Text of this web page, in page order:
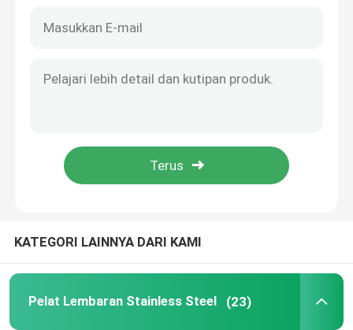
Produk
KATEGORI LAINNYA DARI KAMI
Pelat Lembaran Stainless Steel (23)